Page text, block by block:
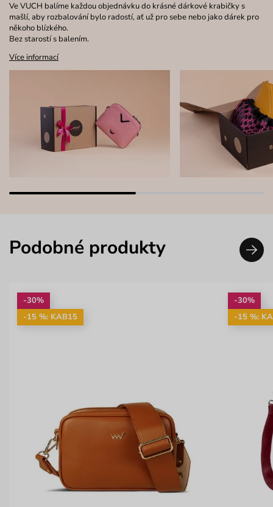
Ve VUCH balíme každou objednávku do krásné dárkové krabičky s
mašlí, aby rozbalování bylo radostí, ať už pro sebe nebo jako dárek pro
někoho blízkého.
Bez starostí s balením.
Více informací
Podobné produkty
-30%
-15 %: KAB15
-30%
-15 %: